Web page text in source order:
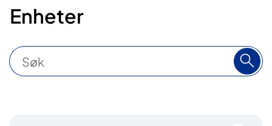
Enheter
S
ø